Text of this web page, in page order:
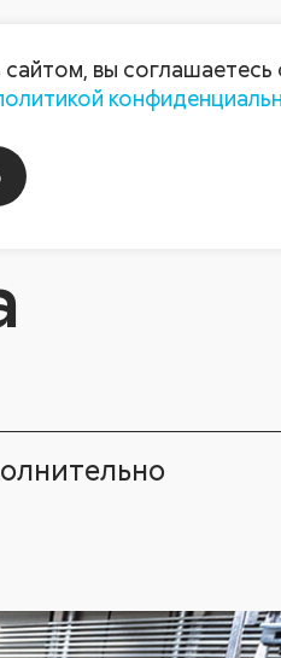
Пресс-центр
сайтом, вы соглашаетесь